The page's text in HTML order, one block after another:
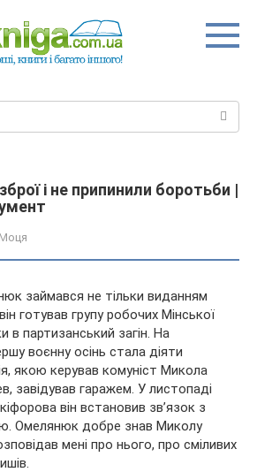
і не припинили боротьби |
займався не тільки виданням
готував групу робочих Мінської
в партизанський загін. На
воєнну осінь стала діяти
якою керував комуніст Микола
завідував гаражем. У листопаді
він встановив зв’язок з
Омелянюк добре знав Миколу
мені про нього, про сміливих